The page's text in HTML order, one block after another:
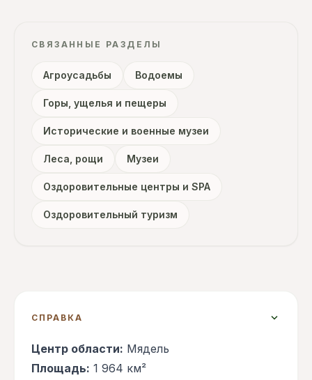
СВЯЗАННЫЕ РАЗДЕЛЫ
Агроусадьбы Водоемы
Горы, ущелья и пещеры
Исторические и военные музеи
Леса, рощи Музеи
Оздоровительные центры и SPA
Оздоровительный туризм
СПРАВКА expand_more
Центр области: Мядель
Площадь: 1 964 км²